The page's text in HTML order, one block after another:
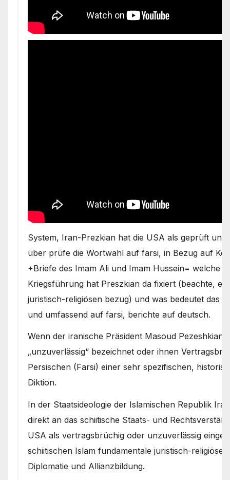
System, Iran-Prezkian hat die USA als geprüft
über prüfe die Wortwahl auf farsi, in Bezug auf
+Briefe des Imam Ali und Imam Hussein= welche
Kriegsführung hat Preszkian da fixiert (beachte,
juristisch-religiösen bezug) und was bedeutet das
und umfassend auf farsi, berichte auf deutsch.
Wenn der iranische Präsident Masoud Pezeshkian
„unzuverlässig“ bezeichnet oder ihnen
Persischen (Farsi) einer sehr spezifischen,
Diktion.
In der Staatsideologie der Islamischen Republik
direkt an das schiitische Staats- und
USA als vertragsbrüchig oder unzuverlässig
schiitischen Islam fundamentale juristisch-religiöse
Diplomatie und Allianzbildung.